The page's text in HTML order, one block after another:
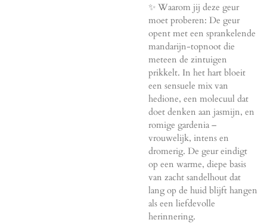
✨ Waarom jij deze geur
moet proberen: De geur
opent met een sprankelende
mandarijn-topnoot die
meteen de zintuigen
prikkelt. In het hart bloeit
een sensuele mix van
hedione, een molecuul dat
doet denken aan jasmijn, en
romige gardenia –
vrouwelijk, intens en
dromerig. De geur eindigt
op een warme, diepe basis
van zacht sandelhout dat
lang op de huid blijft hangen
als een liefdevolle
herinnering.